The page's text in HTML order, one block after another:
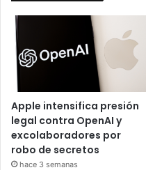
Apple intensifica presión
legal contra OpenAI y
excolaboradores por
robo de secretos
hace 3 semanas